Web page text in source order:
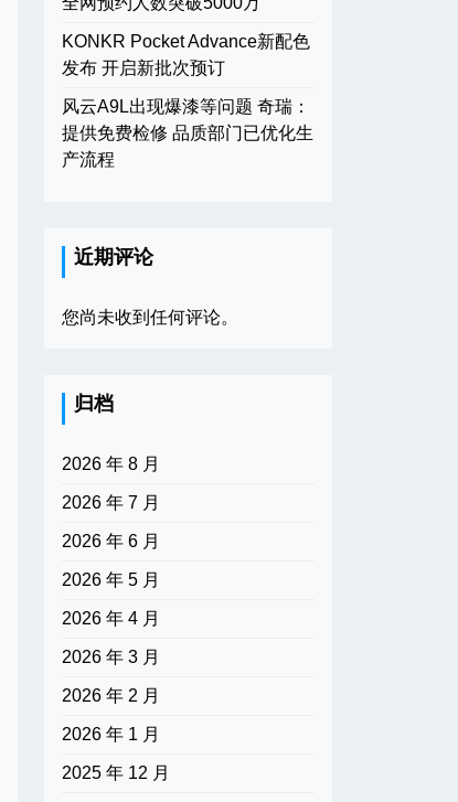
KONKR Pocket Advance新配色
发布 开启新批次预订
风云A9L出现爆漆等问题 奇瑞：
提供免费检修 品质部门已优化生
产流程
近期评论
您尚未收到任何评论。
归档
2026 年 8 月
2026 年 7 月
2026 年 6 月
2026 年 5 月
2026 年 4 月
2026 年 3 月
2026 年 2 月
2026 年 1 月
2025 年 12 月